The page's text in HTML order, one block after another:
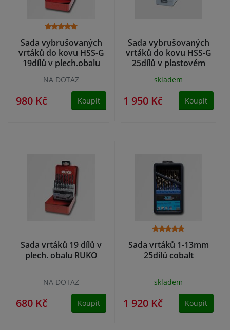
Sada vybrušovaných
vrtáků do kovu HSS-G
19dílů v plech.obalu
NA DOTAZ
980 Kč Koupit
Sada vybrušovaných
vrtáků do kovu HSS-G
25dílů v plastovém
skladem
1 950 Kč Koupit
Sada vrtáků 19 dílů v
plech. obalu RUKO
NA DOTAZ
680 Kč Koupit
Sada vrtáků 1-13mm
25dílů cobalt
skladem
1 920 Kč Koupit